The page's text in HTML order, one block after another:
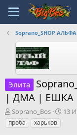
Soprano_SHOP
Элита
| ДМА | ЕШКА
А
в
т
Soprano_Bos
Д13
проба
харьков